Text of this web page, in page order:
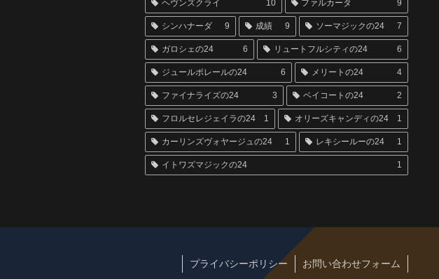
ヘヴンズクライ 10 ファルカータ 9
シンハナーダ 9 成績 9 ソーマジックの24 7
ガロシェの24 6 リュートフルシティの24 6
ジュールポレールの24 6 メリートの24 4
ファイナライズの24 3 ベイコートの24 2
フロルセレジェイラの24 1 オリーズキャンディの24 1
カーリンズヴォヤージュの24 1 レキシールーの24 1
イトワズマジックの24 1
プライバシーポリシー お問い合わせフォーム